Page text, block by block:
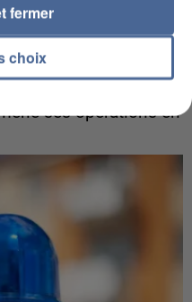
de la DZ Mafia
ses opérations en
choix
fermer